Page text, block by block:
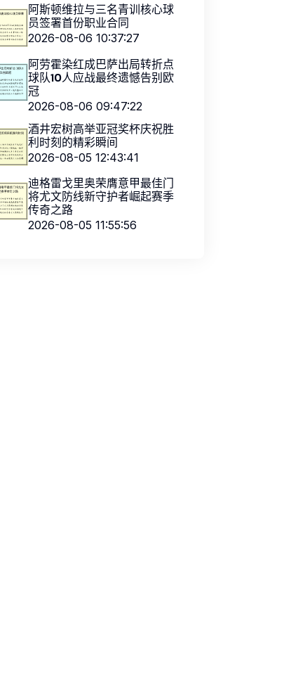
阿斯顿维拉与三名青训核心球
员签署首份职业合同
2026-08-06 10:37:27
阿劳霍染红成巴萨出局转折点
球队10人应战最终遗憾告别欧
冠
2026-08-06 09:47:22
酒井宏树高举亚冠奖杯庆祝胜
利时刻的精彩瞬间
2026-08-05 12:43:41
迪格雷戈里奥荣膺意甲最佳门
将尤文防线新守护者崛起赛季
传奇之路
2026-08-05 11:55:56